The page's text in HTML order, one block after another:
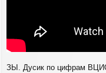
ЗЫ. Дусик по цифрам